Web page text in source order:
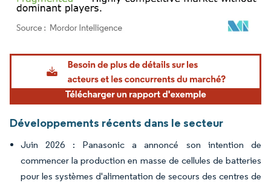
Image © Mordor Intelligence. La réutilisation nécessite une attribution sous CC BY
Développements récents dans le secteur
Juin 2026 : Panasonic a annoncé son intention de
commencer la production en masse de cellules de batteries
pour les systèmes d'alimentation de secours des centres de